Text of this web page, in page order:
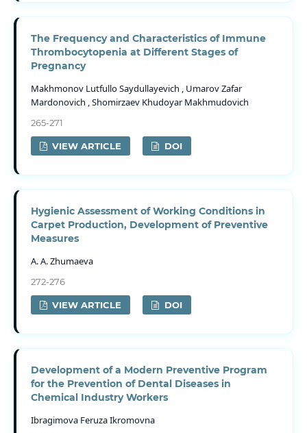
The Frequency and Characteristics of Immune
Thrombocytopenia at Different Stages of
Pregnancy
Makhmonov Lutfullo Saydullayevich , Umarov Zafar
Mardonovich , Shomirzaev Khudoyar Makhmudovich
265-271
VIEW ARTICLE DOI
Hygienic Assessment of Working Conditions in
Carpet Production, Development of Preventive
Measures
A. A. Zhumaeva
272-276
VIEW ARTICLE DOI
Development of a Modern Preventive Program
for the Prevention of Dental Diseases in
Chemical Industry Workers
Ibragimova Feruza Ikromovna